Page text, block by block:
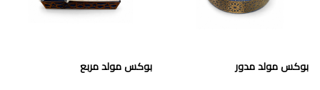
بوكس مولد مدور بوكس مولد مربع